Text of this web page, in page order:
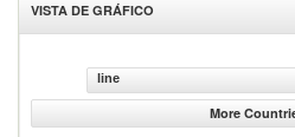
VISTA DE GRÁFICO
line
More